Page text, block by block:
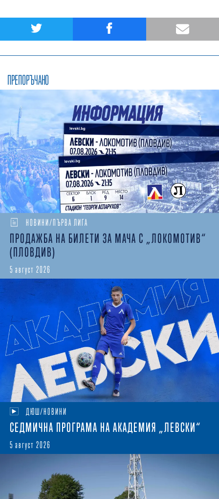
ПРЕПОРЪЧАНО
НОВИНИ/ПЪРВА ЛИГА
ПРОДАЖБА НА БИЛЕТИ ЗА МАЧА С „ЛОКОМОТИВ“
(ПЛОВДИВ)
5 август 2026
ДЮШ/НОВИНИ
СЕДМИЧНА ПРОГРАМА НА АКАДЕМИЯ „ЛЕВСКИ“
5 август 2026